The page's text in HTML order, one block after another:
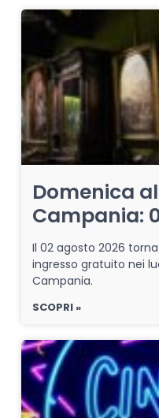
Domenica
Campania:
Il 02 agosto 2026
ingresso gratuito nei
Campania.
SCOPRI »